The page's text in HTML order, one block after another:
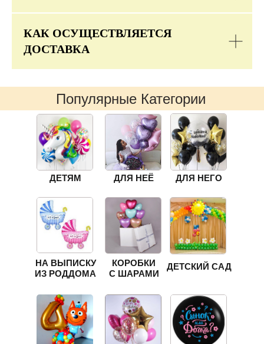
КАК ОСУЩЕСТВЛЯЕТСЯ
ДОСТАВКА
Популярные Категории
ДЛЯ НЕЁ ДЛЯ НЕГО
ДЕТЯМ
НА ВЫПИСКУ
ИЗ РОДДОМА
КОРОБКИ
С ШАРАМИ
ДЕТСКИЙ САД